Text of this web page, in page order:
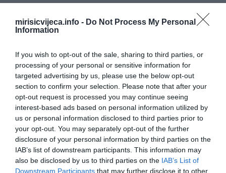
mirisicvijeca.info - Do Not Process My Personal
Information
If you wish to opt-out of the sale, sharing to third parties, or
processing of your personal or sensitive information for
targeted advertising by us, please use the below opt-out
section to confirm your selection. Please note that after your
opt-out request is processed you may continue seeing
interest-based ads based on personal information utilized by
us or personal information disclosed to third parties prior to
your opt-out. You may separately opt-out of the further
disclosure of your personal information by third parties on the
IAB’s list of downstream participants. This information may
also be disclosed by us to third parties on the IAB’s List of
Downstream Participants that may further disclose it to other
nastavite sa smjesom od jaja.U posudi za miješanje umutite jaja,
vrhnje, mrvicu crnog papra i malo ribanog parmezana dok se sve
Za pripremu jela pečenu cvjetaču stavite u namašćenu posudu
za pečenje. Zatim nježno prelijte smjesu jaja preko cvjetače,
pazeći da je ravnomjerno raspoređena.Cauliflower
Dodatno dodajte naribani parmezan i komadiće natrgane
mozzarelle. Za bolji okus i blistavu boju, pospite paprikom.
Stavite posudu za pečenje u pećnicu i kuhajte sir od cvjetače 20
minuta ili dok sir ne postane mjehurić i ne dobije zlatnosmeđu